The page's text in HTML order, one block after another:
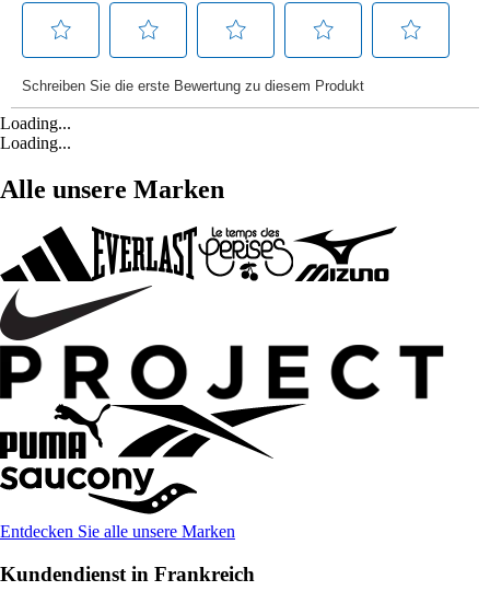
Loading...
Loading...
Alle unsere Marken
Entdecken Sie alle unsere Marken
Kundendienst in Frankreich